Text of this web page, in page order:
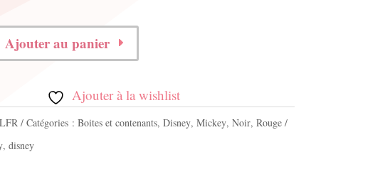
Ajouter au panier
Ajouter à la wishlist
Catégories : Boites et contenants, Disney, Mickey, Noir, Rouge
, disney